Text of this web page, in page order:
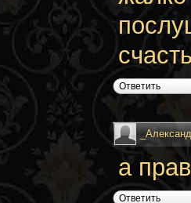
Ответить
а
Ответить